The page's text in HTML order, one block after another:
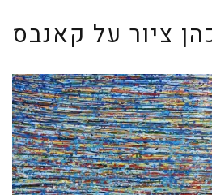
ציור על קאנבס